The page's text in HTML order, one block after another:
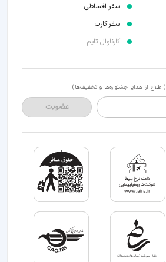
سفر اقساطی
سفر کارت
کارناوال تایم
(اطلاع از هدایا جشنواره‌ها و تخفیف‌ها)
عضویت